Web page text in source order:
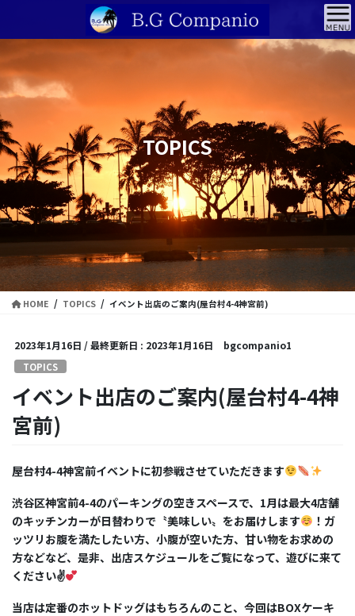
テ
ン
ツ
に
動
ゲ
ー
シ
ョ
に
移
動
TOPICS
HOME TOPICS イベント出店のご案内(屋台村4-4神宮前)
2023年1月16日 / 最終更新日 : 2023年1月16日 bgcompanio1
TOPICS
イベント出店のご案内(屋台村4-4神
宮前)
屋台村4-4神宮前イベントに初参戦させていただきます
渋谷区神宮前4-4のパーキングの空きスペースで、 1月は最大4店舗
のキッチンカーが日替わりで〝美味しい〟をお届けします
！ガ
ッツリお腹を満たしたい方、小腹が空いた方、甘い物をお求めの
方などなど、是非、出店スケジュールをご覧になって、遊びに来て
ください✌
当店は定番のホットドッグはもちろんのこと、今回はBOXケーキ